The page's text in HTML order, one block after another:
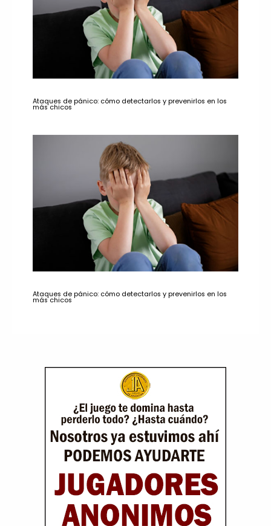
Ataques de pánico: cómo detectarlos y prevenirlos en los
más chicos
Ataques de pánico: cómo detectarlos y prevenirlos en los
más chicos